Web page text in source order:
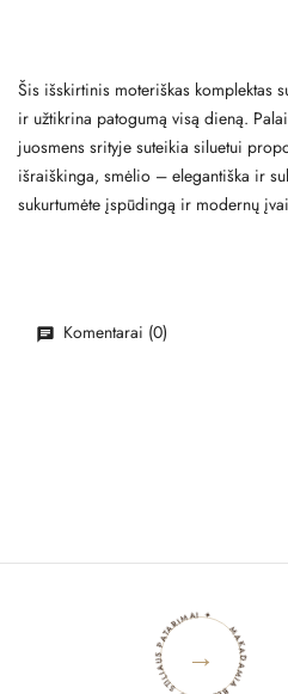
Šis išskirtinis moteriškas komplektas
ir užtikrina patogumą visą dieną.
juosmens srityje suteikia siluetui
išraiškinga, smėlio – elegantiška ir
sukurtumėte įspūdingą ir modernų
Komentarai (0)
MAKADAMIA BLOGAS ✦ STILIAUS PATARIMAI ✦
→